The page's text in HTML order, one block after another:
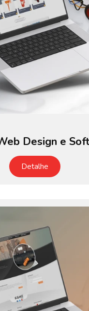
Design e
Detalhe